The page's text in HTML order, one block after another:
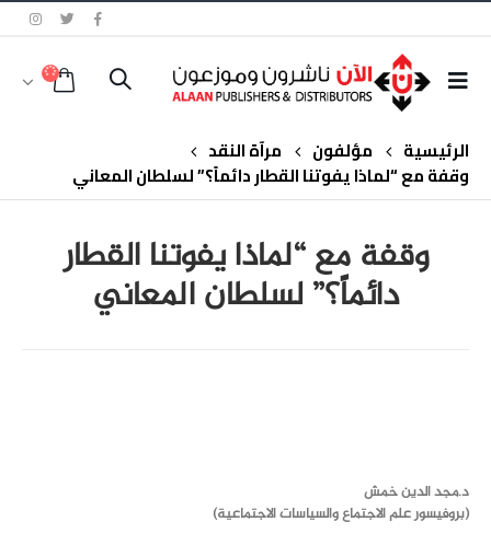
الرئيسية مؤلفون مرآة النقد
وقفة مع “لماذا يفوتنا القطار دائماً؟” لسلطان المعاني
وقفة مع “لماذا يفوتنا القطار
دائماً؟” لسلطان المعاني
د.مجد الدين خمش
(بروفيسور علم الاجتماع والسياسات الاجتماعية)